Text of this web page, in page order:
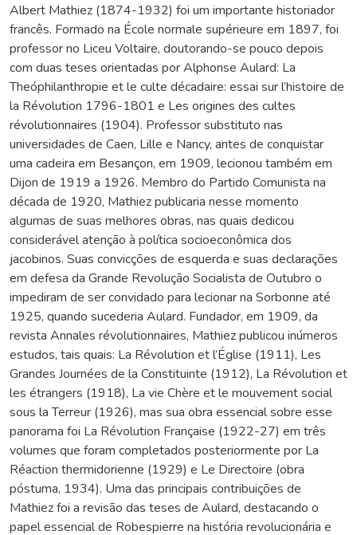
Albert Mathiez (1874-1932) foi um importante historiador
francês. Formado na École normale supérieure em 1897, foi
professor no Liceu Voltaire, doutorando-se pouco depois
com duas teses orientadas por Alphonse Aulard: La
Theóphilanthropie et le culte décadaire: essai sur l’histoire de
la Révolution 1796-1801 e Les origines des cultes
révolutionnaires (1904). Professor substituto nas
universidades de Caen, Lille e Nancy, antes de conquistar
uma cadeira em Besançon, em 1909, lecionou também em
Dijon de 1919 a 1926. Membro do Partido Comunista na
década de 1920, Mathiez publicaria nesse momento
algumas de suas melhores obras, nas quais dedicou
considerável atenção à política socioeconômica dos
jacobinos. Suas convicções de esquerda e suas declarações
em defesa da Grande Revolução Socialista de Outubro o
impediram de ser convidado para lecionar na Sorbonne até
1925, quando sucederia Aulard. Fundador, em 1909, da
revista Annales révolutionnaires, Mathiez publicou inúmeros
estudos, tais quais: La Révolution et l’Église (1911), Les
Grandes Journées de la Constituinte (1912), La Révolution et
les étrangers (1918), La vie Chère et le mouvement social
sous la Terreur (1926), mas sua obra essencial sobre esse
panorama foi La Révolution Française (1922-27) em três
volumes que foram completados posteriormente por La
Réaction thermidorienne (1929) e Le Directoire (obra
póstuma, 1934). Uma das principais contribuições de
Mathiez foi a revisão das teses de Aulard, destacando o
papel essencial de Robespierre na história revolucionária e